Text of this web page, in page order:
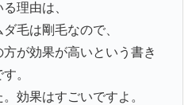
理由は、
毛は剛毛なので、
が効果が高いという書き
。
効果はすごいですよ。